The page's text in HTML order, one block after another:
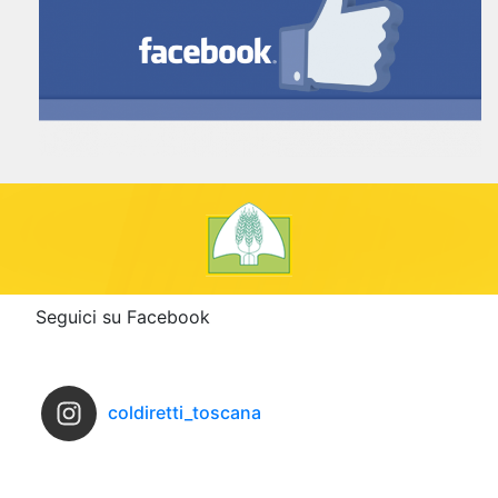
Seguici su Facebook
coldiretti_toscana